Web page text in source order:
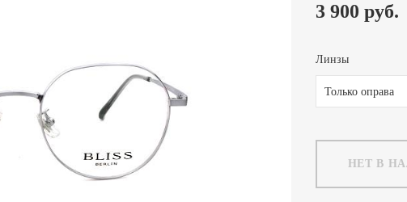
3 900 руб.
Линзы
Только оправа
НЕТ В